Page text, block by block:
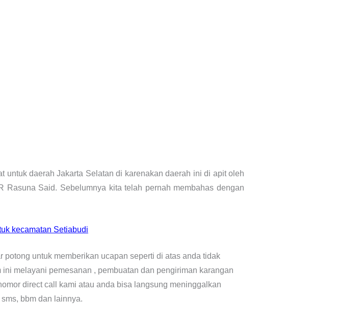
untuk daerah Jakarta Selatan di karenakan daerah ini di apit oleh
Said. Sebelumnya kita telah pernah membahas dengan
kecamatan Setiabudi
untuk memberikan ucapan seperti di atas anda tidak
melayani pemesanan , pembuatan dan pengiriman karangan
direct call kami atau anda bisa langsung meninggalkan
bbm dan lainnya.